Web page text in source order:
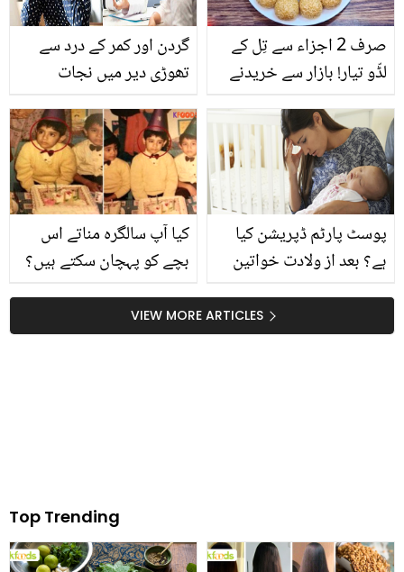
گردن اور کمر کے درد سے
تھوڑی دیر میں نجات
ختم کرنے کے وہ طریقے جو
ڈاکٹر بھی بتاتے ہیں
صرف 2 اجزاء سے تِل کے
لڈّو تیار! بازار سے خریدنے
سارے لڈّو بنائیں اور جی
بھر کے کھائیں اور بچوں کو
بھی کھلائیں
کیا آپ سالگرہ مناتے اس
بچے کو پہچان سکتے ہیں؟
اتنا بڑا اداکار بن جائے گا
پوسٹ پارٹم ڈپریشن کیا
ہے؟ بعد از ولادت خواتین
سے گزرتی ہے۔ایسے میں
گھر والوں کو کیا کرنا
VIEW MORE ARTICLES
Top Trending